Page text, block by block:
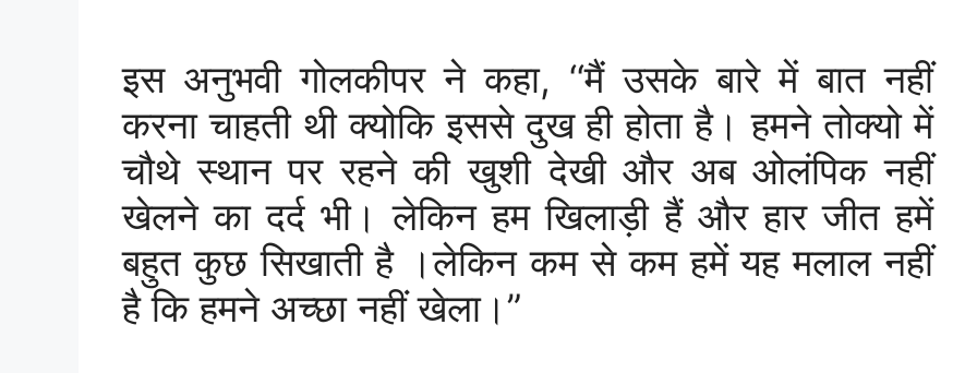
इस अनुभवी गोलकीपर ने कहा, ‘‘मैं उसके बारे में बात नहीं
करना चाहती थी क्योकि इससे दुख ही होता है। हमने तोक्यो में
चौथे स्थान पर रहने की खुशी देखी और अब ओलंपिक नहीं
खेलने का दर्द भी। लेकिन हम खिलाड़ी हैं और हार जीत हमें
बहुत कुछ सिखाती है ।लेकिन कम से कम हमें यह मलाल नहीं
है कि हमने अच्छा नहीं खेला।”